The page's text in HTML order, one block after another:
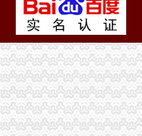
2016年度重庆市巴渝杯优质
重庆代办公司_代办公司注
渝中区开分公司
重庆汽车开锁渝中区大坪附
2015年渝中区注册测绘师学
重庆奥汇斯电子科技有限公
重庆市渝中区大厦开荒保洁
重庆艾佳健康房有限公司渝
51La